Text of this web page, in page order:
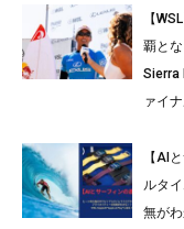
【
覇と
Sierra
ァイ
【AI
ルタ
無が